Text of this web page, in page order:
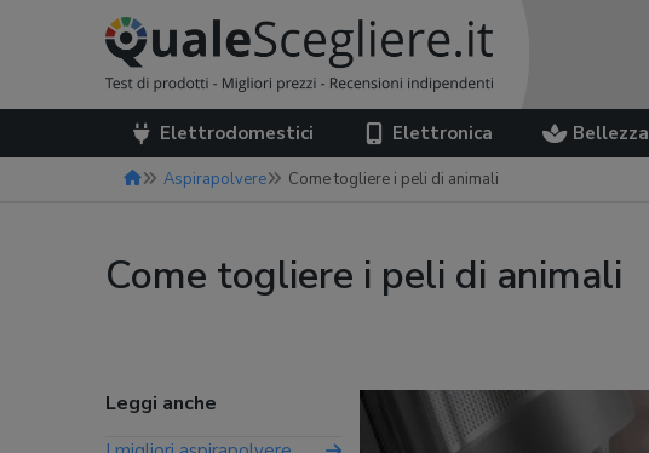
Elettrodomestici Elettronica Bellezza
Aspirapolvere Come togliere i peli di animali
Come togliere i peli di animali
Leggi anche